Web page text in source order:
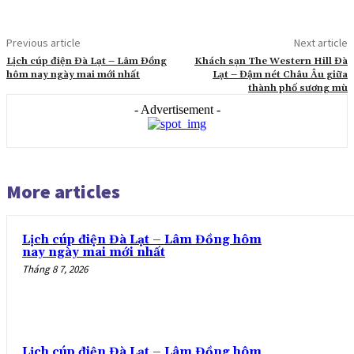
Previous article
Lịch cúp điện Đà Lạt – Lâm Đồng
hôm nay ngày mai mới nhất
Next article
Khách sạn The Western Hill Đà
Lạt – Đậm nét Châu Âu giữa
thành phố sương mù
- Advertisement -
More articles
Lịch cúp điện Đà Lạt – Lâm Đồng hôm
nay ngày mai mới nhất
Tháng 8 7, 2026